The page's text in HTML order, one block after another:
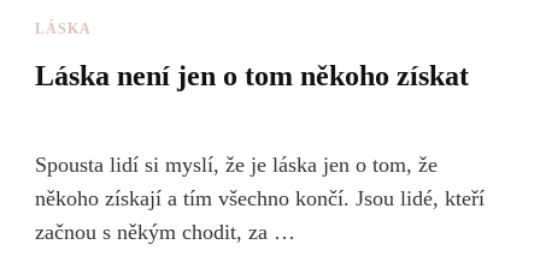
LÁSKA
Láska není jen o tom někoho získat
Spousta lidí si myslí, že je láska jen o tom, že
někoho získají a tím všechno končí. Jsou lidé, kteří
začnou s někým chodit, za …